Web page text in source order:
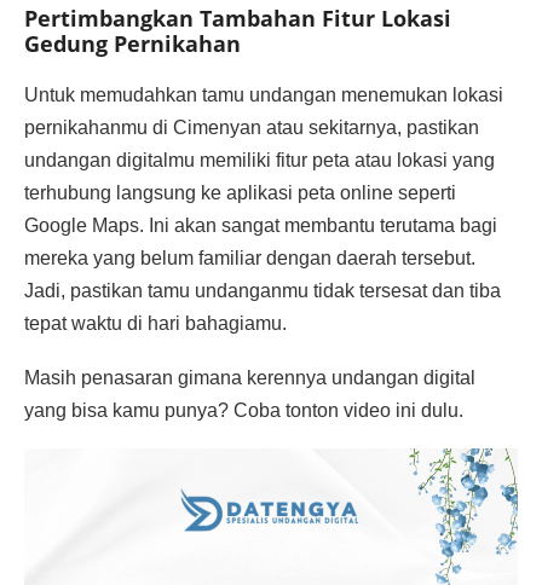
Pertimbangkan Tambahan Fitur Lokasi
Gedung Pernikahan
Untuk memudahkan tamu undangan menemukan lokasi
pernikahanmu di Cimenyan atau sekitarnya, pastikan
undangan digitalmu memiliki fitur peta atau lokasi yang
terhubung langsung ke aplikasi peta online seperti
Google Maps. Ini akan sangat membantu terutama bagi
mereka yang belum familiar dengan daerah tersebut.
Jadi, pastikan tamu undanganmu tidak tersesat dan tiba
tepat waktu di hari bahagiamu.
Masih penasaran gimana kerennya undangan digital
yang bisa kamu punya? Coba tonton video ini dulu.